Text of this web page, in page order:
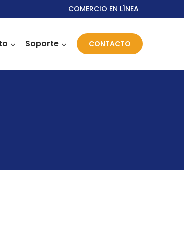
COMERCIO EN LÍNEA
Soporte CONTACTO